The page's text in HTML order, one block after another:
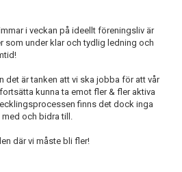
i veckan på ideellt föreningsliv är
som under klar och tydlig ledning och
det är tanken att vi ska jobba för att vår
kunna ta emot fler & fler aktiva
finns det dock inga
med och bidra till.
där vi måste bli fler!